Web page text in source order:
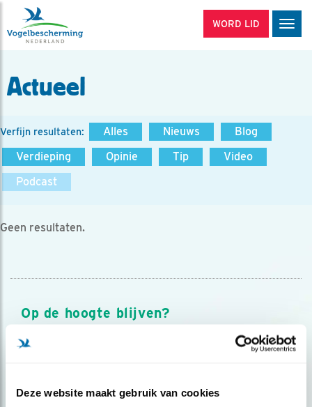
Deze website maakt gebruik van cookies
WORD LID
Actueel
Verfijn resultaten: Alles Nieuws
Blog
Verdieping
Opinie Tip
Video
Podcast
Geen resultaten.
Op de hoogte blijven?
Meld je aan en ontvang nieuws, inspiratie, acties en tips
over vogels en activiteiten van Vogelbescherming.